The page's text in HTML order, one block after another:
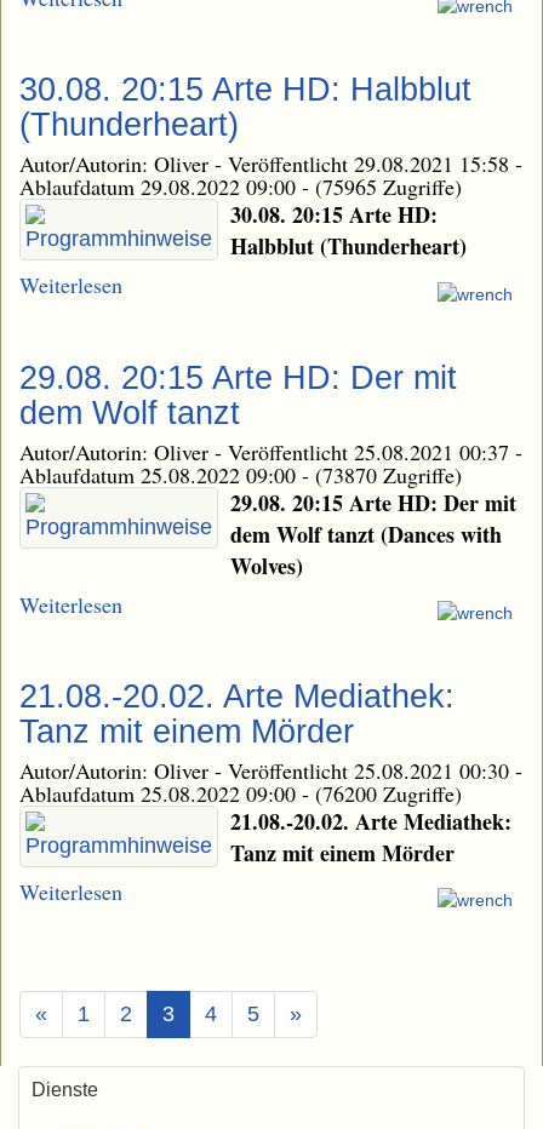
30.08. 20:15 Arte HD: Halbblut
(Thunderheart)
Autor/Autorin: Oliver - Veröffentlicht 29.08.2021 15:58 -
Ablaufdatum 29.08.2022 09:00 - (75965 Zugriffe)
30.08. 20:15 Arte HD:
Halbblut (Thunderheart)
Weiterlesen
29.08. 20:15 Arte HD: Der mit
dem Wolf tanzt
Autor/Autorin: Oliver - Veröffentlicht 25.08.2021 00:37 -
Ablaufdatum 25.08.2022 09:00 - (73870 Zugriffe)
29.08. 20:15 Arte HD: Der mit
dem Wolf tanzt (Dances with
Wolves)
Weiterlesen
21.08.-20.02. Arte Mediathek:
Tanz mit einem Mörder
Autor/Autorin: Oliver - Veröffentlicht 25.08.2021 00:30 -
Ablaufdatum 25.08.2022 09:00 - (76200 Zugriffe)
21.08.-20.02. Arte Mediathek:
Tanz mit einem Mörder
Weiterlesen
« 1 2 3(Aktuell)
4 5 »
Dienste